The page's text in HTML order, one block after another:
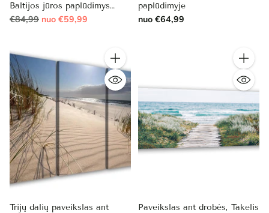
Baltijos jūros paplūdimys
išpardavimas
Reguliari
€84,99 nuo €59,99
paplūdimyje
nuo €64,99
Kiekis
Trijų dalių paveikslas ant
Kiekis
Paveikslas ant drobės, Takelis